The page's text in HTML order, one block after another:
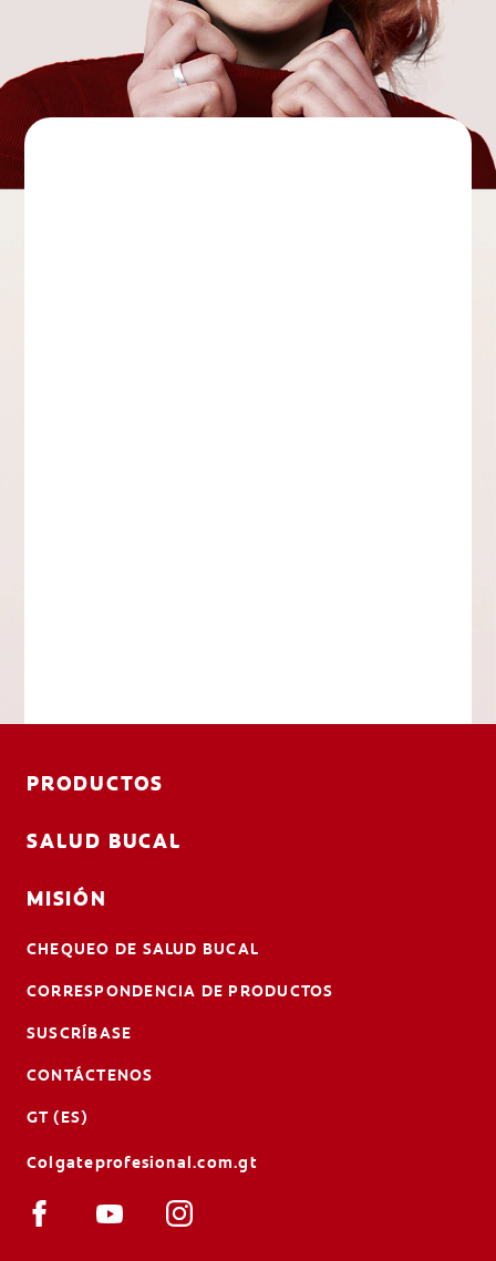
PRODUCTOS
SALUD BUCAL
MISIÓN
CHEQUEO DE SALUD BUCAL
CORRESPONDENCIA DE PRODUCTOS
SUSCRÍBASE
CONTÁCTENOS
GT (ES)
Colgateprofesional.com.gt